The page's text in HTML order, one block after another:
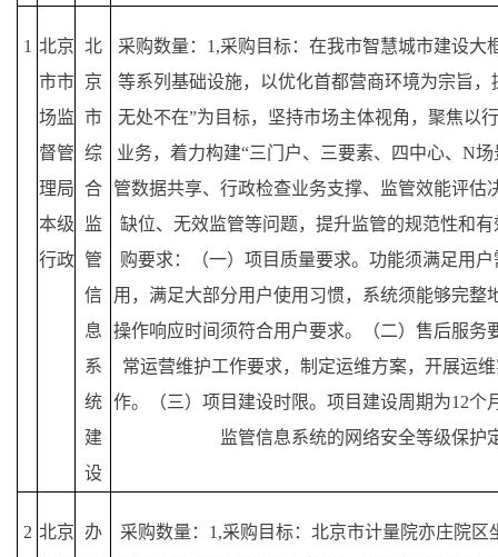
1 北京
市市
场监
督管
理局
本级
行政
北
京
市
综
合
监
管
信
息
系
统
建
设
采购数量：1,采购目标：在我市智慧城市建设大
等系列基础设施，以优化首都营商环境为宗旨
无处不在”为目标，坚持市场主体视角，聚焦以
业务，着力构建“三门户、三要素、四中心、N
管数据共享、行政检查业务支撑、监管效能评估
缺位、无效监管等问题，提升监管的规范性和
购要求：（一）项目质量要求。功能须满足用
用，满足大部分用户使用习惯，系统须能够完整
操作响应时间须符合用户要求。（二）售后服务
常运营维护工作要求，制定运维方案，开展运
作。（三）项目建设时限。项目建设周期为12个
监管信息系统的网络安全等级保护
2 北京
办
采购数量：1,采购目标：北京市计量院亦庄院区